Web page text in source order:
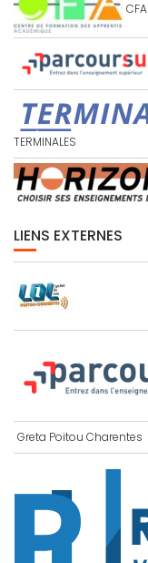
CFA
TERMINALES
LIENS EXTERNES
Greta Poitou Charentes